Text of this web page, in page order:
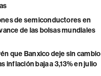
de semiconductores en
de las bolsas mundiales
que Banxico deje sin cambio
inflación baja a 3,13% en julio